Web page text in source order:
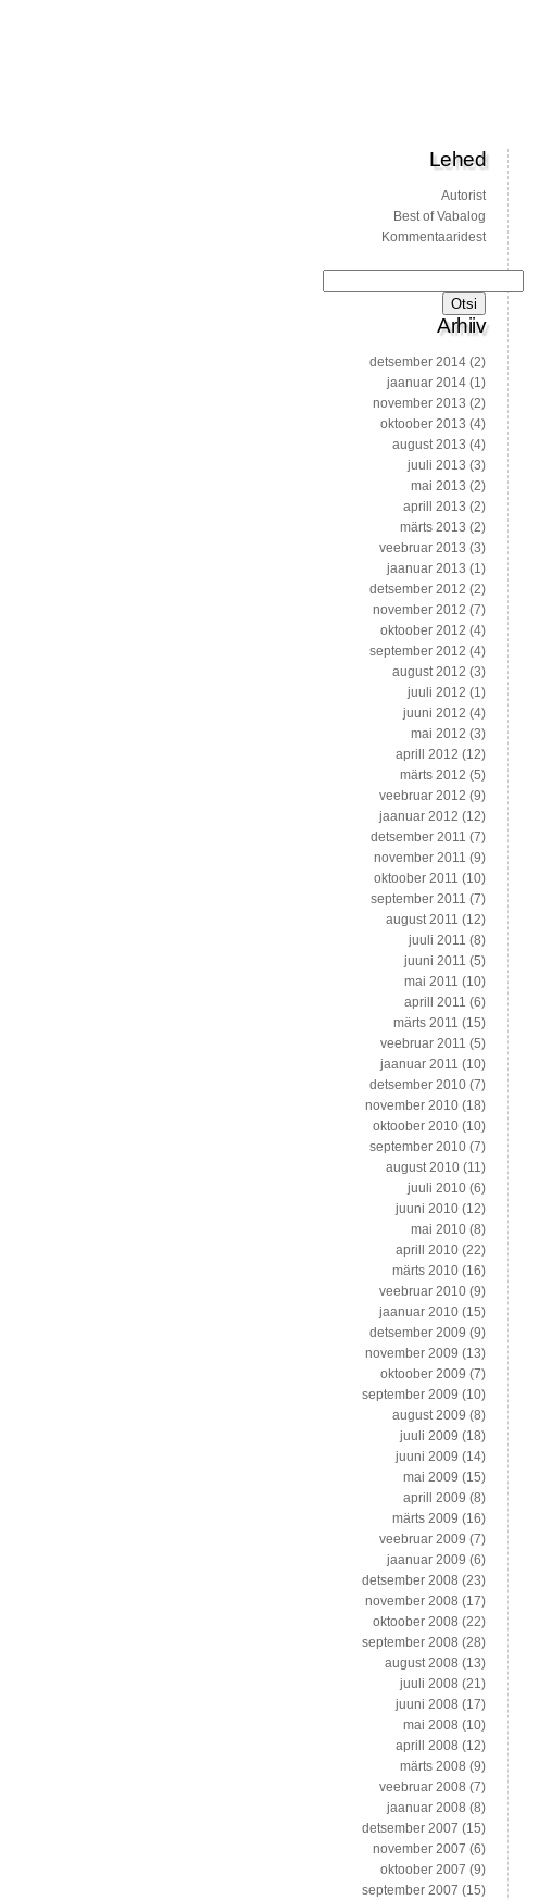
Lehed
Autorist
Best of Vabalog
Kommentaaridest
Arhiiv
detsember 2014 (2)
jaanuar 2014 (1)
november 2013 (2)
oktoober 2013 (4)
august 2013 (4)
juuli 2013 (3)
mai 2013 (2)
aprill 2013 (2)
märts 2013 (2)
veebruar 2013 (3)
jaanuar 2013 (1)
detsember 2012 (2)
november 2012 (7)
oktoober 2012 (4)
september 2012 (4)
august 2012 (3)
juuli 2012 (1)
juuni 2012 (4)
mai 2012 (3)
aprill 2012 (12)
märts 2012 (5)
veebruar 2012 (9)
jaanuar 2012 (12)
detsember 2011 (7)
november 2011 (9)
oktoober 2011 (10)
september 2011 (7)
august 2011 (12)
juuli 2011 (8)
juuni 2011 (5)
mai 2011 (10)
aprill 2011 (6)
märts 2011 (15)
veebruar 2011 (5)
jaanuar 2011 (10)
detsember 2010 (7)
november 2010 (18)
oktoober 2010 (10)
september 2010 (7)
august 2010 (11)
juuli 2010 (6)
juuni 2010 (12)
mai 2010 (8)
aprill 2010 (22)
märts 2010 (16)
veebruar 2010 (9)
jaanuar 2010 (15)
detsember 2009 (9)
november 2009 (13)
oktoober 2009 (7)
september 2009 (10)
august 2009 (8)
juuli 2009 (18)
juuni 2009 (14)
mai 2009 (15)
aprill 2009 (8)
märts 2009 (16)
veebruar 2009 (7)
jaanuar 2009 (6)
detsember 2008 (23)
november 2008 (17)
oktoober 2008 (22)
september 2008 (28)
august 2008 (13)
juuli 2008 (21)
juuni 2008 (17)
mai 2008 (10)
aprill 2008 (12)
märts 2008 (9)
veebruar 2008 (7)
jaanuar 2008 (8)
detsember 2007 (15)
november 2007 (6)
oktoober 2007 (9)
september 2007 (15)